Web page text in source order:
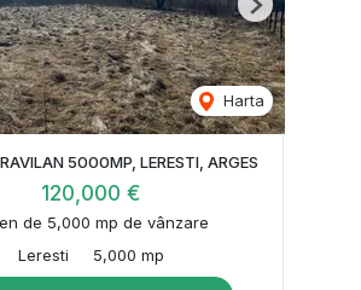
Harta
Next
5000MP, LERESTI, ARGES
120,000 €
de 5,000 mp de vânzare
Leresti
5,000 mp